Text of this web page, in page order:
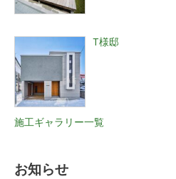
T様邸
施工ギャラリー一覧
お知らせ